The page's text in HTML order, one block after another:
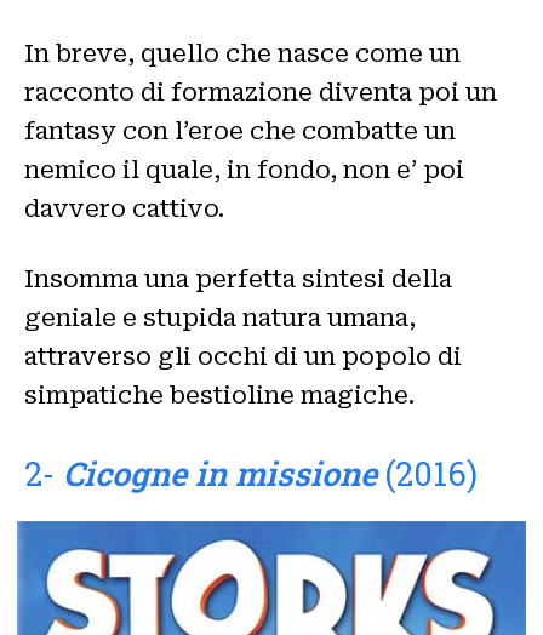
In breve, quello che nasce come un
racconto di formazione diventa poi un
fantasy con l’eroe che combatte un
nemico il quale, in fondo, non e’ poi
davvero cattivo.
Insomma una perfetta sintesi della
geniale e stupida natura umana,
attraverso gli occhi di un popolo di
simpatiche bestioline magiche.
2- Cicogne in missione(2016)